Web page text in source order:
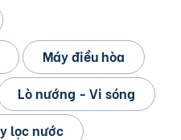
Máy điều hòa
Lò nướng - Vi sóng
lọc nước